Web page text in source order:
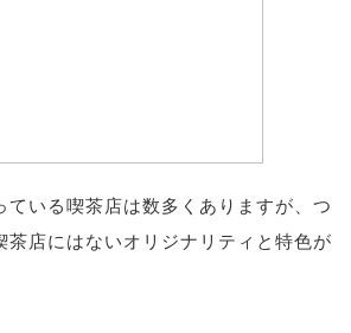
ている喫茶店は数多くありますが、つ
茶店にはないオリジナリティと特色が